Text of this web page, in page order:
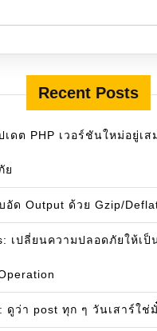
Recent Posts
เดต PHP เวอร์ชันใหม่อยู่เส
ย
อัด Output ด้วย Gzip/
เปลี่ยนความปลอดภัยให้เป็
ดูว่า post ทุก ๆ วันเสาร์ใช่